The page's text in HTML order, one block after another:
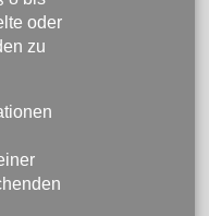
oder
zu